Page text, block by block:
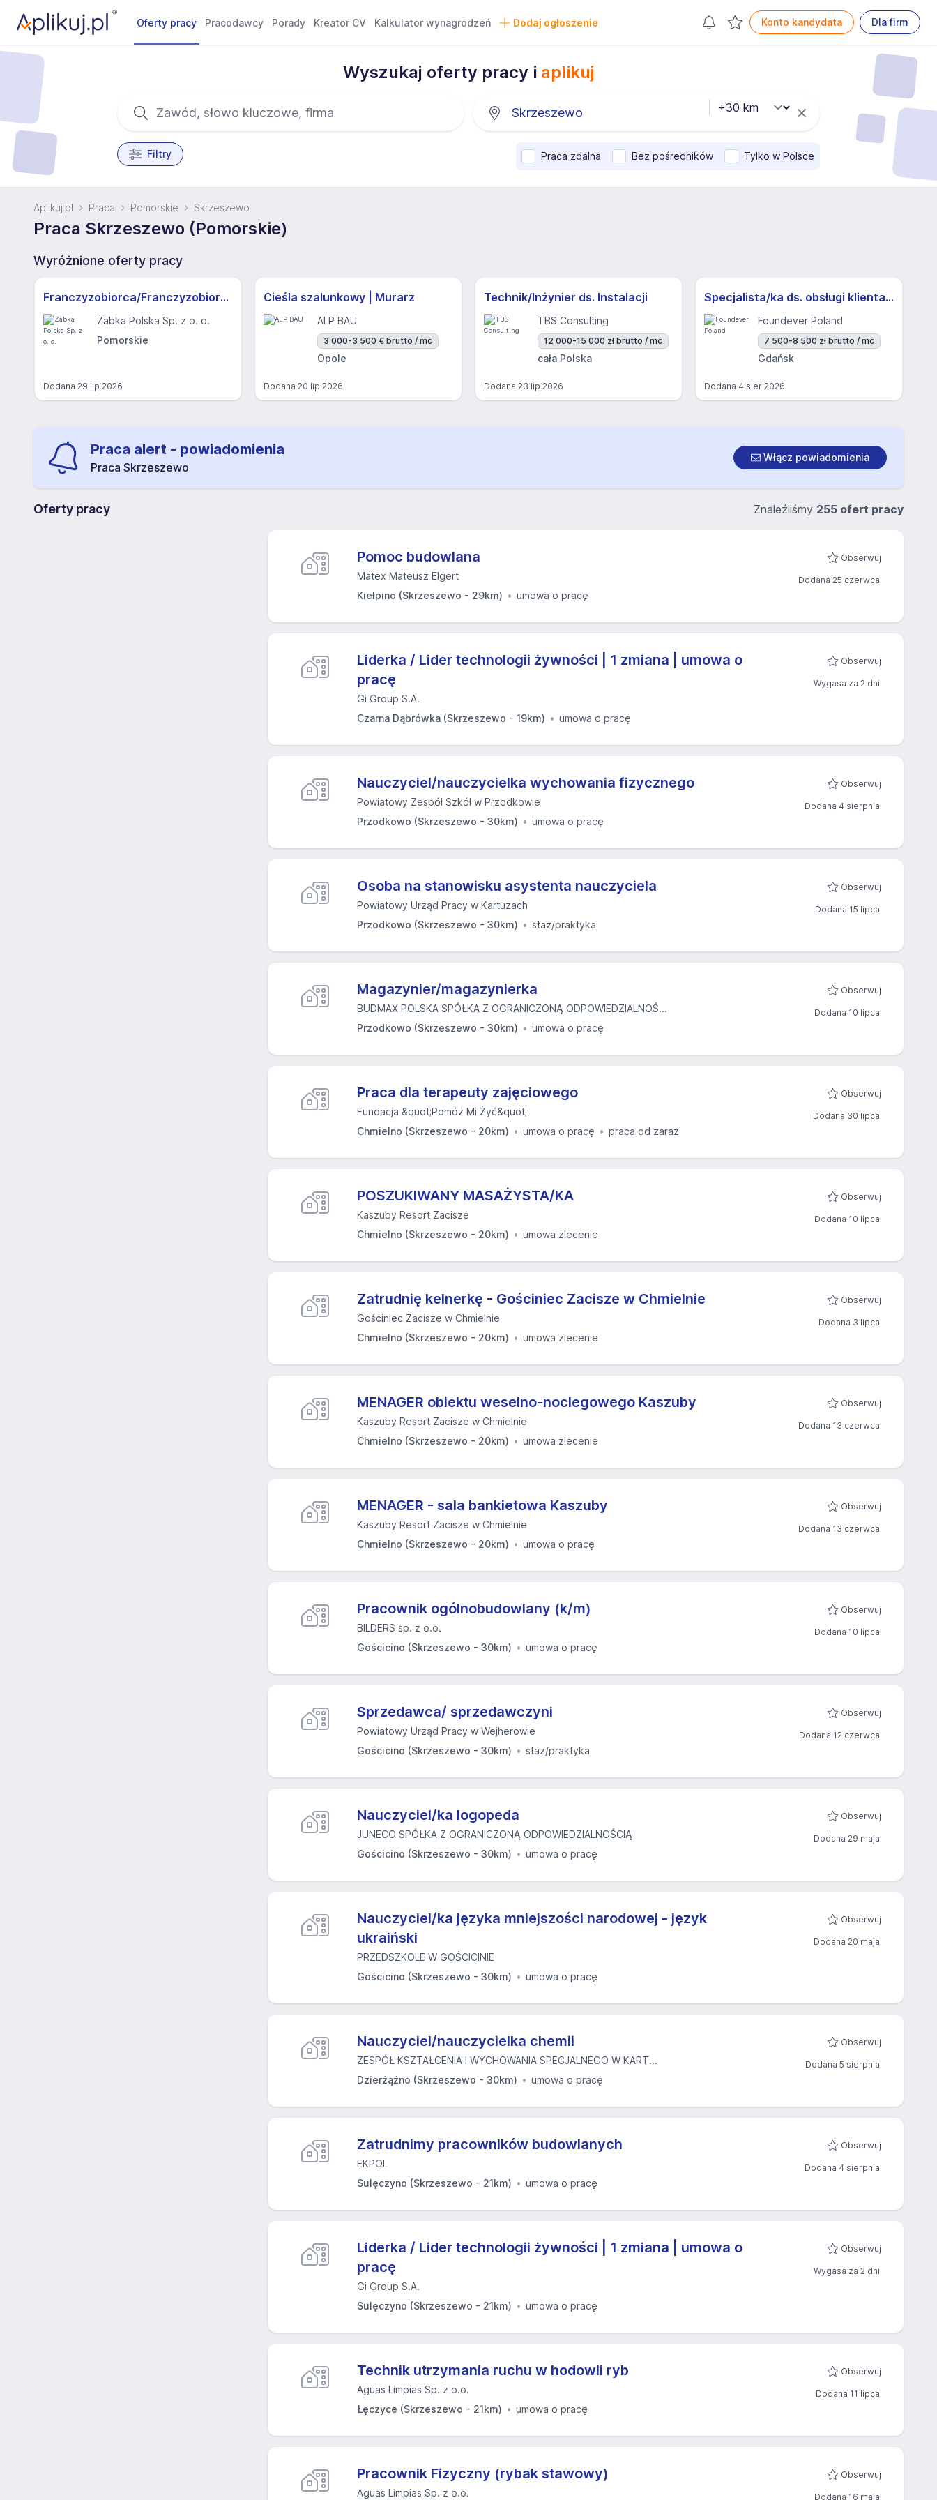
Oferty pracy Pracodawcy Porady Kreator CV Kalkulator wynagrodzeń Dodaj ogłoszenie Konto kandydata Dla firm
Wyszukaj oferty pracy i aplikuj
Filtry Praca zdalna Bez pośredników Tylko w Polsce
Aplikuj.pl Praca Pomorskie Skrzeszewo
Praca Skrzeszewo (Pomorskie)
Wyróżnione oferty pracy
Franczyzobiorca/Franczyzobiorczyni sklepu Żabka
Żabka Polska Sp. z o. o.
Pomorskie
Dodana 29 lip 2026
Cieśla szalunkowy | Murarz
ALP BAU
3 000-3 500 € brutto / mc
Opole
Dodana 20 lip 2026
Technik/Inżynier ds. Instalacji
TBS Consulting
12 000-15 000 zł brutto / mc
cała Polska
Dodana 23 lip 2026
Specjalista/ka ds. obsługi klienta z j.niemieckim
Foundever Poland
7 500-8 500 zł brutto / mc
Gdańsk
Dodana 4 sier 2026
Praca alert - powiadomienia
Praca Skrzeszewo
Włącz powiadomienia
Oferty pracy Znaleźliśmy 255 ofert pracy
Pomoc budowlana
Matex Mateusz Elgert
Kiełpino (Skrzeszewo - 29km)
umowa o pracę
Obserwuj
Dodana 25 czerwca
Liderka / Lider technologii żywności | 1 zmiana | umowa o
pracę
Gi Group S.A.
Czarna Dąbrówka (Skrzeszewo - 19km)
umowa o pracę
Obserwuj
Wygasa za 2 dni
Nauczyciel/nauczycielka wychowania fizycznego
Powiatowy Zespół Szkół w Przodkowie
Przodkowo (Skrzeszewo - 30km)
umowa o pracę
Obserwuj
Dodana 4 sierpnia
Osoba na stanowisku asystenta nauczyciela
Powiatowy Urząd Pracy w Kartuzach
Przodkowo (Skrzeszewo - 30km)
staż/praktyka
Obserwuj
Dodana 15 lipca
Magazynier/magazynierka
BUDMAX POLSKA SPÓŁKA Z OGRANICZONĄ ODPOWIEDZIALNOŚ...
Przodkowo (Skrzeszewo - 30km)
umowa o pracę
Obserwuj
Dodana 10 lipca
Praca dla terapeuty zajęciowego
Fundacja &quot;Pomóż Mi Żyć&quot;
Chmielno (Skrzeszewo - 20km)
umowa o pracę praca od zaraz
Obserwuj
Dodana 30 lipca
POSZUKIWANY MASAŻYSTA/KA
Kaszuby Resort Zacisze
Chmielno (Skrzeszewo - 20km)
umowa zlecenie
Obserwuj
Dodana 10 lipca
Zatrudnię kelnerkę - Gościniec Zacisze w Chmielnie
Gościniec Zacisze w Chmielnie
Chmielno (Skrzeszewo - 20km)
umowa zlecenie
Obserwuj
Dodana 3 lipca
MENAGER obiektu weselno-noclegowego Kaszuby
Kaszuby Resort Zacisze w Chmielnie
Chmielno (Skrzeszewo - 20km)
umowa zlecenie
Obserwuj
Dodana 13 czerwca
MENAGER - sala bankietowa Kaszuby
Kaszuby Resort Zacisze w Chmielnie
Chmielno (Skrzeszewo - 20km)
umowa o pracę
Obserwuj
Dodana 13 czerwca
Pracownik ogólnobudowlany (k/m)
BILDERS sp. z o.o.
Gościcino (Skrzeszewo - 30km)
umowa o pracę
Obserwuj
Dodana 10 lipca
Sprzedawca/ sprzedawczyni
Powiatowy Urząd Pracy w Wejherowie
Gościcino (Skrzeszewo - 30km)
staż/praktyka
Obserwuj
Dodana 12 czerwca
Nauczyciel/ka logopeda
JUNECO SPÓŁKA Z OGRANICZONĄ ODPOWIEDZIALNOŚCIĄ
Gościcino (Skrzeszewo - 30km)
umowa o pracę
Obserwuj
Dodana 29 maja
Nauczyciel/ka języka mniejszości narodowej - język
ukraiński
PRZEDSZKOLE W GOŚCICINIE
Gościcino (Skrzeszewo - 30km)
umowa o pracę
Obserwuj
Dodana 20 maja
Nauczyciel/nauczycielka chemii
ZESPÓŁ KSZTAŁCENIA I WYCHOWANIA SPECJALNEGO W KART...
Dzierżążno (Skrzeszewo - 30km)
umowa o pracę
Obserwuj
Dodana 5 sierpnia
Zatrudnimy pracowników budowlanych
EKPOL
Sulęczyno (Skrzeszewo - 21km)
umowa o pracę
Obserwuj
Dodana 4 sierpnia
Liderka / Lider technologii żywności | 1 zmiana | umowa o
pracę
Gi Group S.A.
Sulęczyno (Skrzeszewo - 21km)
umowa o pracę
Obserwuj
Wygasa za 2 dni
Technik utrzymania ruchu w hodowli ryb
Aguas Limpias Sp. z o.o.
Łęczyce (Skrzeszewo - 21km)
umowa o pracę
Obserwuj
Dodana 11 lipca
Pracownik Fizyczny (rybak stawowy)
Aguas Limpias Sp. z o.o.
Obserwuj
Dodana 16 maja